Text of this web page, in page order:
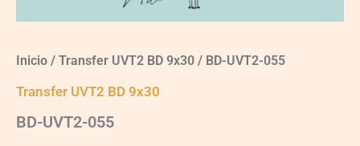
Inicio / Transfer UVT2 BD 9x30 / BD-UVT2-055
Transfer UVT2 BD 9x30
BD-UVT2-055